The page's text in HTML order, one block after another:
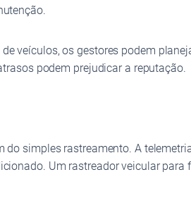
veículos, os gestores podem
podem prejudicar a reputação.
simples rastreamento. A
Um rastreador veicular